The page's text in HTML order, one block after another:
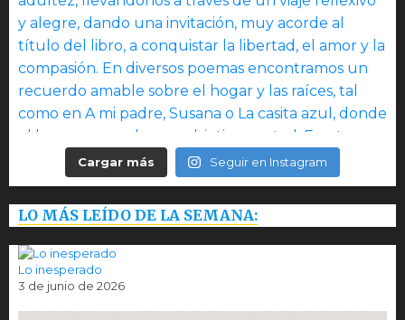
Cargar más Seguir en Instagram
LO MÁS LEÍDO DE LA SEMANA:
Lo inesperado
3 de junio de 2026